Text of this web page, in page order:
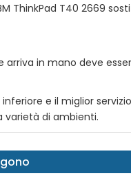
ThinkPad T40 2669
arriva in mano deve
e il miglior
varietà di ambienti.